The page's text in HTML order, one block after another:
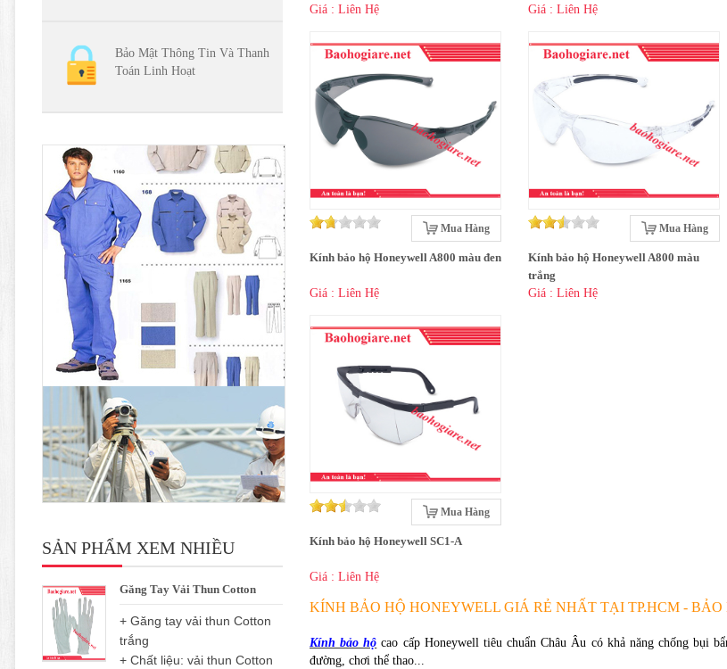
Bảo Mật Thông Tin Và Thanh
Toán Linh Hoạt
SẢN PHẨM XEM NHIỀU
Găng Tay Vải Thun Cotton
+ Găng tay vải thun Cotton
trắng
+ Chất liệu: vải thun Cotton
Giá : Liên Hệ
Giá : Liên Hệ
Mua Hàng
Kính bảo hộ Honeywell A800 màu đen
Giá : Liên Hệ
Mua Hàng
Kính bảo hộ Honeywell A800 màu
trắng
Giá : Liên Hệ
Mua Hàng
Kính bảo hộ Honeywell SC1-A
Giá : Liên Hệ
KÍNH BẢO HỘ HONEYWELL GIÁ RẺ NHẤT TẠI TP.HCM -
Kính bảo hộ cao cấp Honeywell tiêu chuẩn Châu Âu có khả năng chống bụi
đường, chơi thể thao...